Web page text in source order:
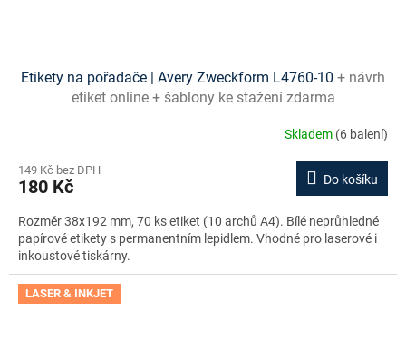
Etikety na pořadače | Avery Zweckform L4760-10 + návrh
etiket online + šablony ke stažení zdarma
Skladem (6 balení)
149 Kč bez DPH
180 Kč Do košíku
Rozměr 38x192 mm, 70 ks etiket (10 archů A4). Bílé neprůhledné
papírové etikety s permanentním lepidlem. Vhodné pro laserové i
inkoustové tiskárny.
LASER & INKJET